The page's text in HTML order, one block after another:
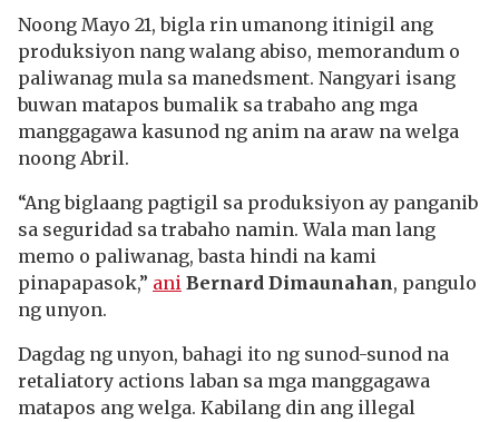
Noong Mayo 21, bigla rin umanong itinigil ang
produksiyon nang walang abiso, memorandum o
paliwanag mula sa manedsment. Nangyari isang
buwan matapos bumalik sa trabaho ang mga
manggagawa kasunod ng anim na araw na welga
noong Abril.
“Ang biglaang pagtigil sa produksiyon ay panganib
sa seguridad sa trabaho namin. Wala man lang
memo o paliwanag, basta hindi na kami
pinapapasok,” ani Bernard Dimaunahan, pangulo
ng unyon.
Dagdag ng unyon, bahagi ito ng sunod-sunod na
retaliatory actions laban sa mga manggagawa
matapos ang welga. Kabilang din ang illegal